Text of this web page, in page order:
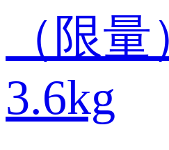
（限量
3.6kg